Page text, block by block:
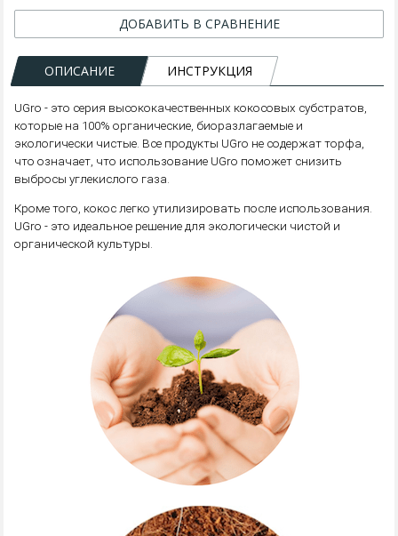
ДОБАВИТЬ В СРАВНЕНИЕ
ОПИСАНИЕ ИНСТРУКЦИЯ
UGro - это серия высококачественных кокосовых субстратов,
которые на 100% органические, биоразлагаемые и
экологически чистые. Все продукты UGro не содержат торфа,
что означает, что использование UGro поможет снизить
выбросы углекислого газа.
Кроме того, кокос легко утилизировать после использования.
UGro - это идеальное решение для экологически чистой и
органической культуры.